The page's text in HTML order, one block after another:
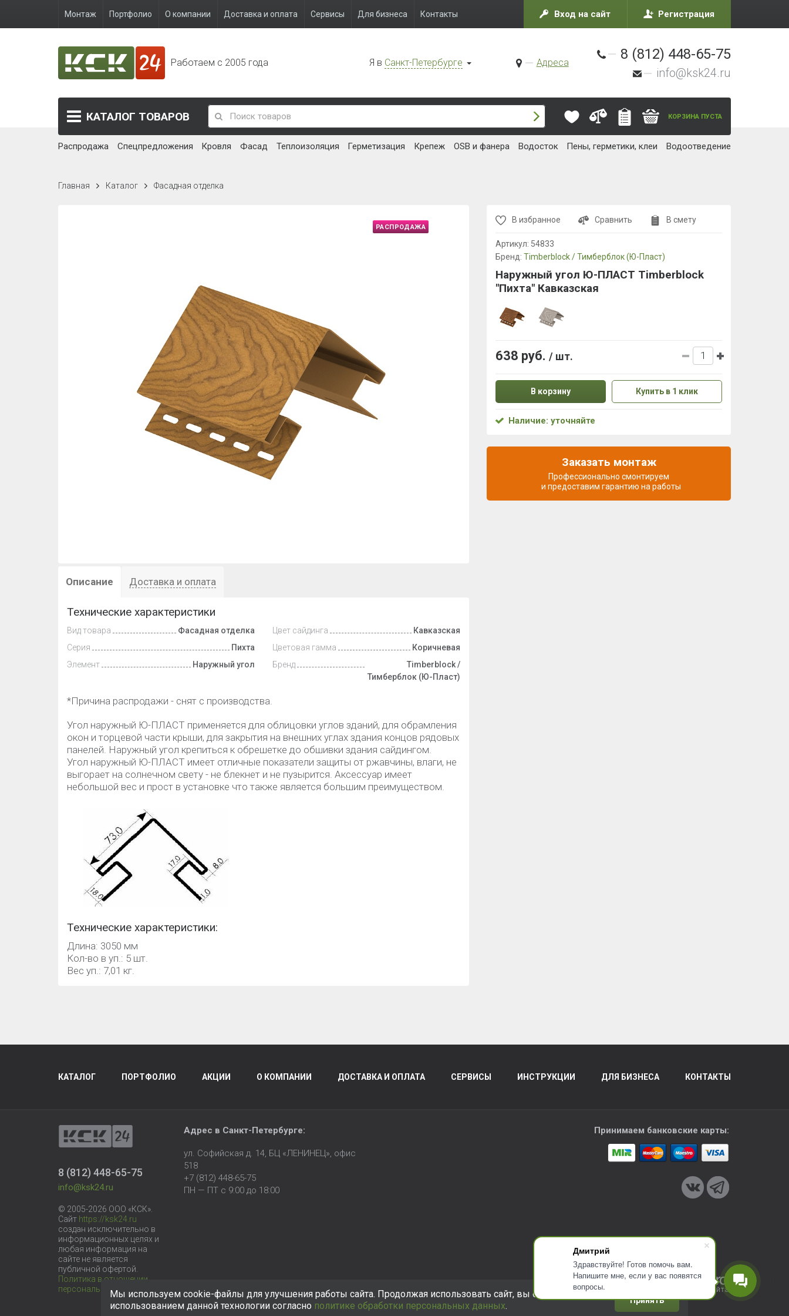
Дмитрий
Здравствуйте! Готов помочь вам.
Напишите мне, если у вас появятся
вопросы.
Монтаж Портфолио О компании Доставка и оплата Сервисы Для бизнеса Контакты Вход на сайт Регистрация
Работаем с 2005 года Я в Санкт-Петербурге Адреса
8 (812) 448-65-75
info@ksk24.ru
КАТАЛОГ ТОВАРОВ КОРЗИНА ПУСТА
Распродажа Спецпредложения Кровля Фасад Теплоизоляция Герметизация Крепеж OSB и фанера Водосток Пены, герметики, клеи Водоотведение
Главная Каталог Фасадная отделка
РАСПРОДАЖА
Описание Доставка и оплата
Технические характеристики
Вид товара
Фасадная отделка
Серия
Пихта
Элемент
Наружный угол
Цвет сайдинга
Кавказская
Цветовая гамма
Коричневая
Бренд
Timberblock /
Тимберблок (Ю-Пласт)
*Причина распродажи - снят с производства.
Угол наружный Ю-ПЛАСТ применяется для облицовки углов зданий, для обрамления
окон и торцевой части крыши, для закрытия на внешних углах здания концов рядовых
панелей. Наружный угол крепиться к обрешетке до обшивки здания сайдингом.
Угол наружный Ю-ПЛАСТ имеет отличные показатели защиты от ржавчины, влаги, не
выгорает на солнечном свету - не блекнет и не пузырится. Аксессуар имеет
небольшой вес и прост в установке что также является большим преимуществом.
Технические характеристики:
Длина: 3050 мм
Кол-во в уп.: 5 шт.
Вес уп.: 7,01 кг.
В избранное Сравнить В смету
Артикул: 54833
Бренд: Timberblock / Тимберблок (Ю-Пласт)
Наружный угол Ю-ПЛАСТ Timberblock
"Пихта" Кавказская
638 руб. / шт.
В корзину Купить в 1 клик
Наличие: уточняйте
Заказать монтаж
Профессионально смонтируем
и предоставим гарантию на работы
КАТАЛОГ ПОРТФОЛИО АКЦИИ О КОМПАНИИ ДОСТАВКА И ОПЛАТА СЕРВИСЫ ИНСТРУКЦИИ ДЛЯ БИЗНЕСА КОНТАКТЫ
8 (812) 448-65-75
info@ksk24.ru
© 2005-2026 ООО «КСК».
Сайт https://ksk24.ru
создан исключительно в
информационных целях и
любая информация на
сайте не является
публичной офертой.
Политика в отношении
персональных данных
Адрес в Санкт-Петербурге:
ул. Софийская д. 14, БЦ «ЛЕНИНЕЦ», офис
518
+7 (812) 448-65-75
ПН — ПТ с 9:00 до 18:00
Принимаем банковские карты:
Разработка сайта
Мы используем cookie-файлы для улучшения работы сайта. Продолжая использовать сайт, вы соглашаетесь с
использованием данной технологии согласно политике обработки персональных данных.
Принять